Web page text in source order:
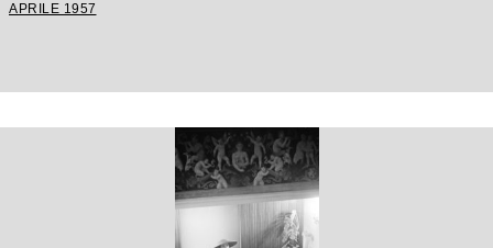
APRILE 1957